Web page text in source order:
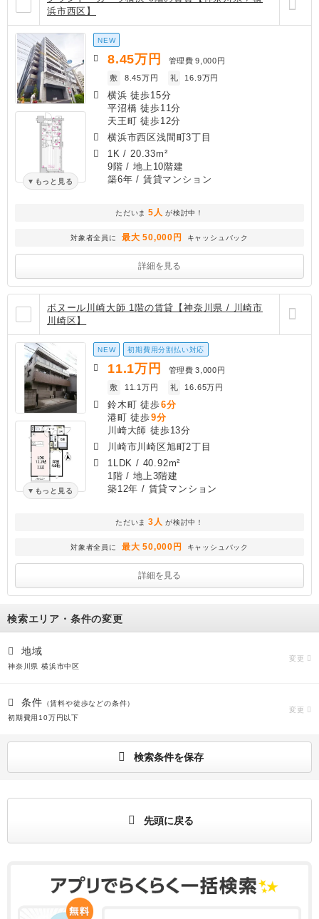
浜市西区】
もっと見る
NEW
8.45万円 管理費 9,000円
敷
8.45万円 礼 16.9万円
横浜 徒歩15分
平沼橋 徒歩11分
天王町 徒歩12分
横浜市西区浅間町3丁目
1K / 20.33m²
9階 / 地上10階建
築6年 / 賃貸マンション
ただいま 5人 が検討中！
対象者全員に 最大 50,000円 キャッシュバック
詳細を見る
ボヌール川崎大師 1階の賃貸【神奈川県 / 川崎市
川崎区】
もっと見る
NEW 初期費用分割払い対応
11.1万円 管理費 3,000円
敷
11.1万円 礼 16.65万円
鈴木町 徒歩6分
港町 徒歩9分
川崎大師 徒歩13分
川崎市川崎区旭町2丁目
1LDK / 40.92m²
1階 / 地上3階建
築12年 / 賃貸マンション
ただいま 3人 が検討中！
対象者全員に 最大 50,000円 キャッシュバック
詳細を見る
検索エリア・条件の変更
地域
神奈川県 横浜市中区
変更
条件 （賃料や徒歩などの条件）
初期費用10万円以下
変更
検索条件を保存
先頭に戻る